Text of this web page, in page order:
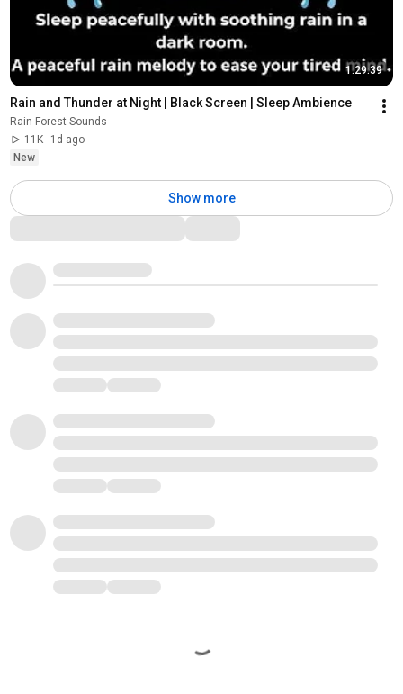
1:29:39
Rain and Thunder at Night | Black Screen | Sleep Ambience
Rain Forest Sounds
11K
1d ago
New
Show more